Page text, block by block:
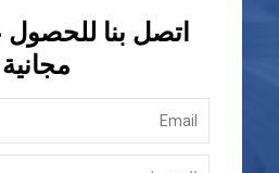
اتصل بنا
مجانية